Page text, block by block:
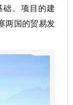
础。项目的建
两国的贸易发